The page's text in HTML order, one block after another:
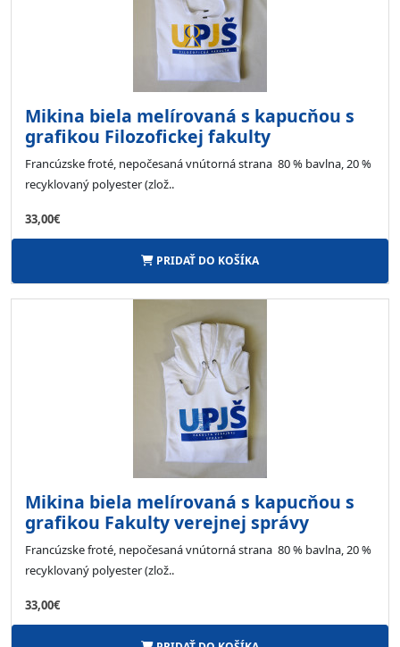
Mikina biela melírovaná s kapucňou s
grafikou Filozofickej fakulty
Francúzske froté, nepočesaná vnútorná strana 80 % bavlna, 20 %
recyklovaný polyester (zlož..
33,00€
PRIDAŤ DO KOŠÍKA
Mikina biela melírovaná s kapucňou s
grafikou Fakulty verejnej správy
Francúzske froté, nepočesaná vnútorná strana 80 % bavlna, 20 %
recyklovaný polyester (zlož..
33,00€